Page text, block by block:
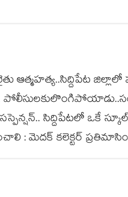
ఆత్మహత్య..సిద్దిపేట
సస్పెన్షన్.. సిద్దిపేటలో ఒకే
: మెదక్ కలెక్టర్